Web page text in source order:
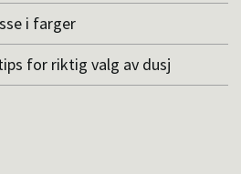
i farger
for riktig valg av dusj